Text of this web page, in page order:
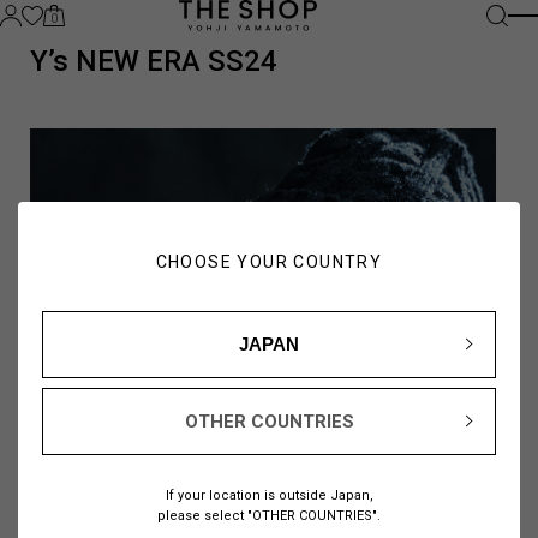
CHOOSE YOUR COUNTRY
JAPAN
OTHER COUNTRIES
If your location is outside Japan,
please select "OTHER COUNTRIES".
0
Y’s NEW ERA SS24